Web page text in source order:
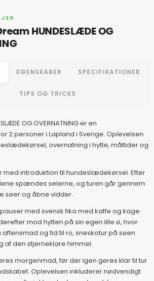
HUNDESLÆDE OG
EGENSKABER SPECIFIKATIONER
TIPS OG TRICKS
OG OVERNATNING er en
2 personer i Lapland i Sverige. Oplevelsen
overnatning i hytte, måltider og
med introduktion til hundeslædekørsel. Efter
spændes selerne, og turen går gennem
søer og åbne vidder.
med svensk fika med kaffe og kage.
mod hytten på sin egen lille ø, hvor
og tid til ro, sneskotur på søen
af den stjerneklare himmel.
morgenmad, før der igen gøres klar til tur
Oplevelsen inkluderer nødvendigt